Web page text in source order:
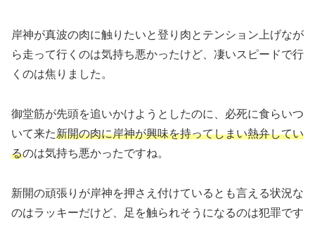
岸神が真波の肉に触りたいと登り肉とテンション上げなが
ら走って行くのは気持ち悪かったけど、凄いスピードで行
くのは焦りました。
御堂筋が先頭を追いかけようとしたのに、必死に食らいつ
いて来た新開の肉に岸神が興味を持ってしまい熱弁してい
るのは気持ち悪かったですね。
新開の頑張りが岸神を押さえ付けているとも言える状況な
のはラッキーだけど、足を触られそうになるのは犯罪です